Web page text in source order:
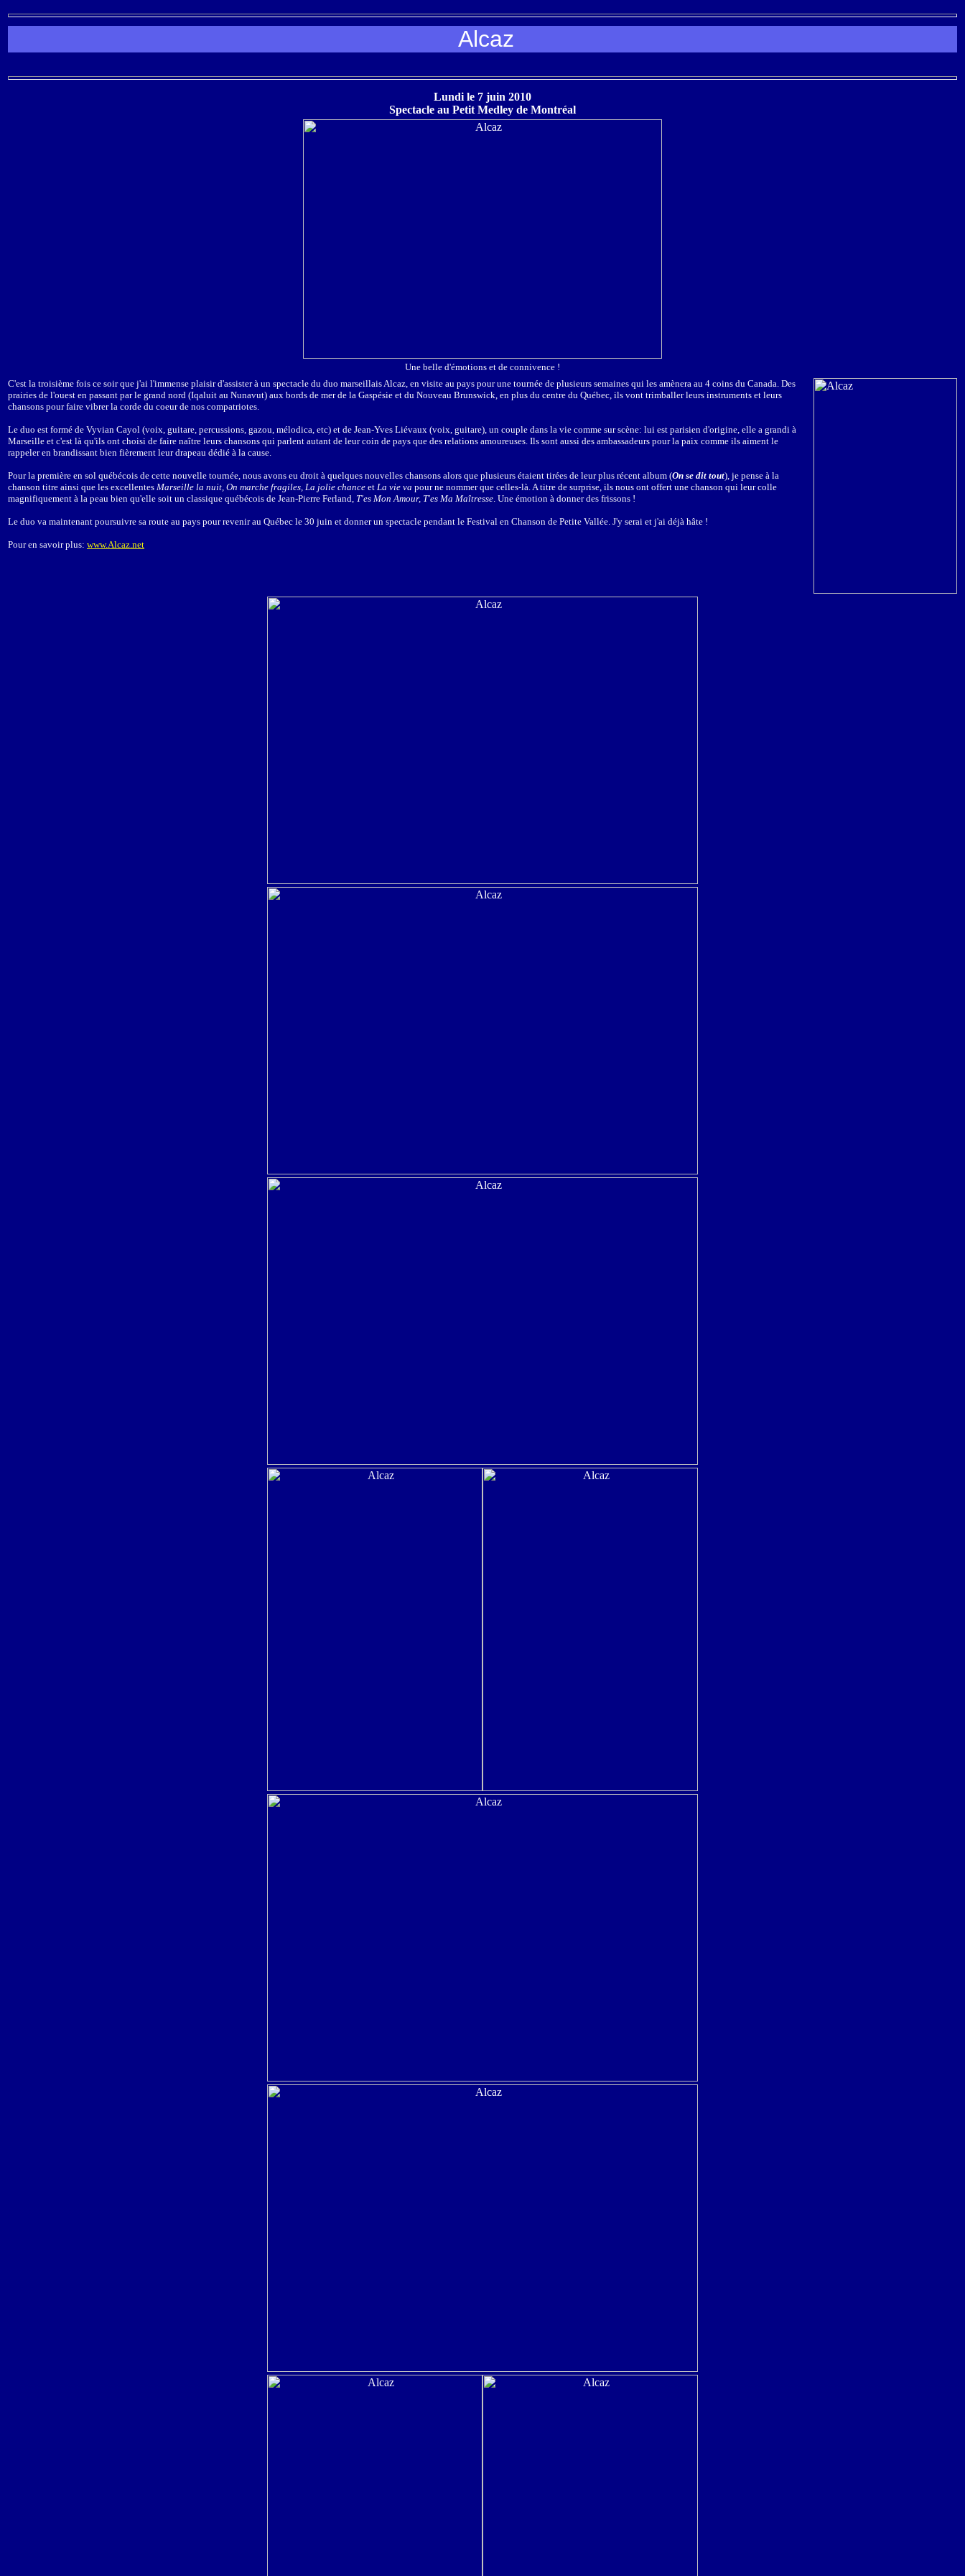
Alcaz
Lundi le 7 juin 2010
Spectacle au Petit Medley de Montréal
Une belle d'émotions et de connivence !
C'est la troisième fois ce soir que j'ai l'immense plaisir d'assister à un spectacle du duo marseillais Alcaz, en visite au pays pour une tournée de plusieurs semaines qui les amènera au 4 coins du Canada. Des
prairies de l'ouest en passant par le grand nord (Iqaluit au Nunavut) aux bords de mer de la Gaspésie et du Nouveau Brunswick, en plus du centre du Québec, ils vont trimballer leurs instruments et leurs
chansons pour faire vibrer la corde du coeur de nos compatriotes.
Le duo est formé de Vyvian Cayol (voix, guitare, percussions, gazou, mélodica, etc) et de Jean-Yves Liévaux (voix, guitare), un couple dans la vie comme sur scène: lui est parisien d'origine, elle a grandi à
Marseille et c'est là qu'ils ont choisi de faire naître leurs chansons qui parlent autant de leur coin de pays que des relations amoureuses. Ils sont aussi des ambassadeurs pour la paix comme ils aiment le
rappeler en brandissant bien fièrement leur drapeau dédié à la cause.
Pour la première en sol québécois de cette nouvelle tournée, nous avons eu droit à quelques nouvelles chansons alors que plusieurs étaient tirées de leur plus récent album (On se dit tout), je pense à la
chanson titre ainsi que les excellentes Marseille la nuit, On marche fragiles, La jolie chance et La vie va pour ne nommer que celles-là. A titre de surprise, ils nous ont offert une chanson qui leur colle
magnifiquement à la peau bien qu'elle soit un classique québécois de Jean-Pierre Ferland, T'es Mon Amour, T'es Ma Maîtresse. Une émotion à donner des frissons !
Le duo va maintenant poursuivre sa route au pays pour revenir au Québec le 30 juin et donner un spectacle pendant le Festival en Chanson de Petite Vallée. J'y serai et j'ai déjà hâte !
Pour en savoir plus: www.Alcaz.net